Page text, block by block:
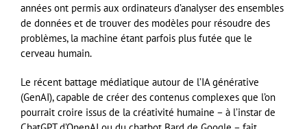
années ont permis aux ordinateurs d’analyser des ensembles
de données et de trouver des modèles pour résoudre des
problèmes, la machine étant parfois plus futée que le
cerveau humain.
Le récent battage médiatique autour de l’IA générative
(GenAI), capable de créer des contenus complexes que l’on
pourrait croire issus de la créativité humaine – à l’instar de